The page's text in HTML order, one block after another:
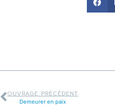
OUVRAGE PRÉCÉDENT
Demeurer en paix